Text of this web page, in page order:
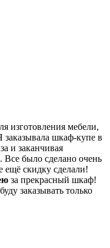
изготовления мебели,
шкаф-купе в
и заканчивая
было сделано очень
ещё скидку сделали!
за прекрасный шкаф!
заказывать только